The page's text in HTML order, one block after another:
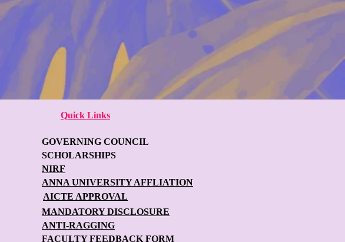
Quick Links
GOVERNING COUNCIL
SCHOLARSHIPS
NIRF
ANNA UNIVERSITY AFFLIATION
ANTI-RAGGING
FACULTY FEEDBACK FORM
MANDATORY DISCLOSURE
AICTE APPROVAL